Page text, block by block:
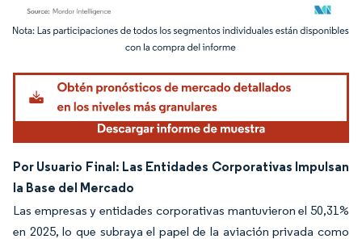
Imagen © Mordor Intelligence. El uso requiere atribución según CC BY 4.0.
Por Usuario Final: Las Entidades Corporativas Impulsan
la Base del Mercado
Las empresas y entidades corporativas mantuvieron el 50,31%
en 2025, lo que subraya el papel de la aviación privada como